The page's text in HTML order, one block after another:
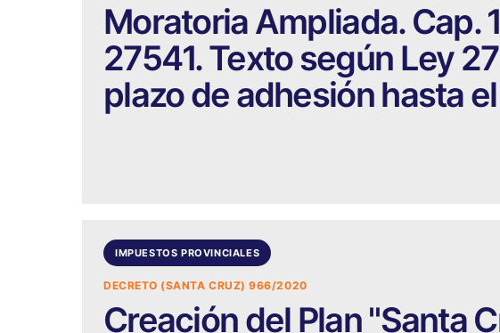
Moratoria Ampliada. Cap.
27541. Texto según Ley
plazo de adhesión hasta
IMPUESTOS PROVINCIALES
DECRETO (SANTA CRUZ) 966/2020
Creación del Plan "Santa